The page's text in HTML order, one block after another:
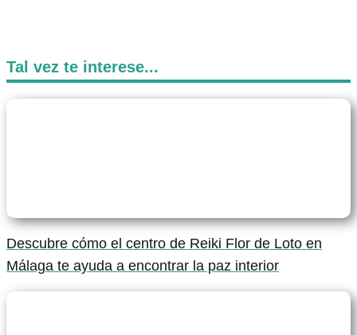
Tal vez te interese...
Descubre cómo el centro de Reiki Flor de Loto en
Málaga te ayuda a encontrar la paz interior